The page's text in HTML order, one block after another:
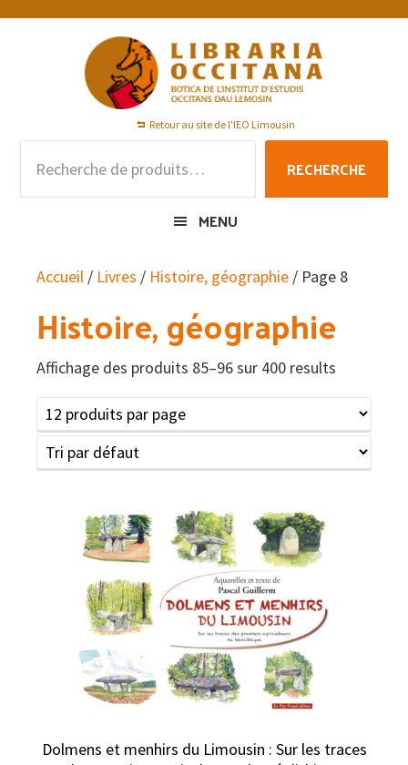
Passer
Passer
Passer
Retour au site de l'IEO Limousin
pour :
RECHERCHE
MENU
Accueil / Livres / Histoire, géographie / Page 8
Histoire, géographie
Affichage des produits 85–96 sur 400 results
Dolmens et menhirs du Limousin : Sur les traces